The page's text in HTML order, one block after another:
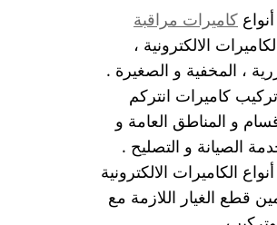
كاميرات مراقبة
الالكترونية ،
، المخفية و الصغيرة .
كاميرات انتركم
و المناطق العامة و
الصيانة و التصليح .
الكاميرات الالكترونية
قطع الغيار اللازمة مع